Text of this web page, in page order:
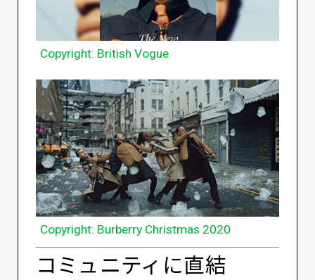
Copyright: British Vogue
Copyright: Burberry Christmas 2020
コミュニティに直結